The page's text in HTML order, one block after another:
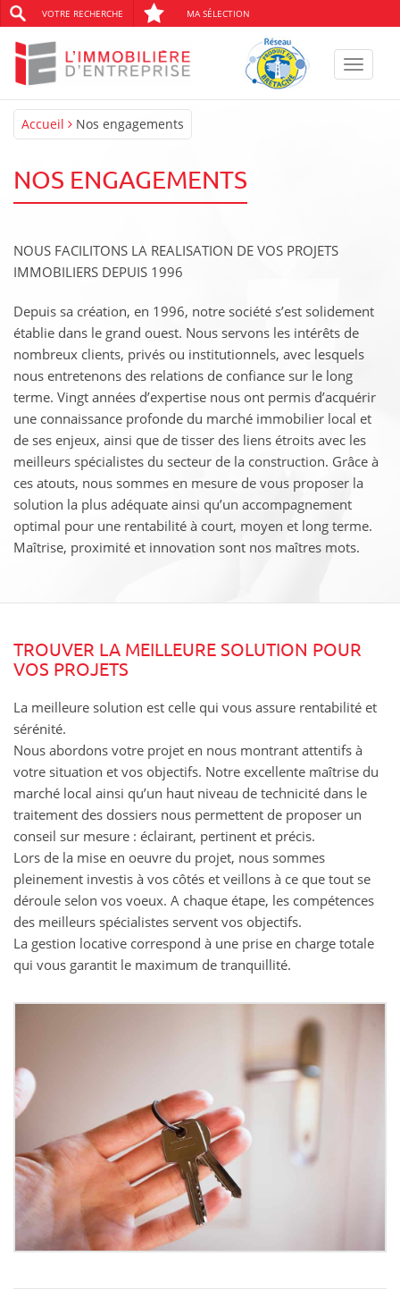
VOTRE RECHERCHE MA SÉLECTION
Toggle
Accueil Nos engagements
NOS ENGAGEMENTS
NOUS FACILITONS LA REALISATION DE VOS PROJETS
IMMOBILIERS DEPUIS 1996
Depuis sa création, en 1996, notre société s’est solidement
établie dans le grand ouest. Nous servons les intérêts de
nombreux clients, privés ou institutionnels, avec lesquels
nous entretenons des relations de conﬁance sur le long
terme. Vingt années d’expertise nous ont permis d’acquérir
une connaissance profonde du marché immobilier local et
de ses enjeux, ainsi que de tisser des liens étroits avec les
meilleurs spécialistes du secteur de la construction. Grâce à
ces atouts, nous sommes en mesure de vous proposer la
solution la plus adéquate ainsi qu’un accompagnement
optimal pour une rentabilité à court, moyen et long terme.
Maîtrise, proximité et innovation sont nos maîtres mots.
TROUVER LA MEILLEURE SOLUTION POUR
VOS PROJETS
La meilleure solution est celle qui vous assure rentabilité et
sérénité.
Nous abordons votre projet en nous montrant attentifs à
votre situation et vos objectifs. Notre excellente maîtrise du
marché local ainsi qu’un haut niveau de technicité dans le
traitement des dossiers nous permettent de proposer un
conseil sur mesure : éclairant, pertinent et précis.
Lors de la mise en oeuvre du projet, nous sommes
pleinement investis à vos côtés et veillons à ce que tout se
déroule selon vos voeux. A chaque étape, les compétences
des meilleurs spécialistes servent vos objectifs.
La gestion locative correspond à une prise en charge totale
qui vous garantit le maximum de tranquillité.